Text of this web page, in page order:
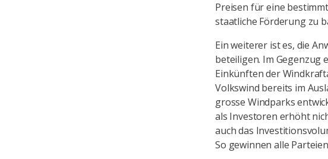
Preisen für eine
staatliche Förderung zu
Ein weiterer ist es, die
beteiligen. Im Gegenzug
Einkünften der
Volkswind bereits im
grosse Windparks
als Investoren erhöht
auch das
So gewinnen alle